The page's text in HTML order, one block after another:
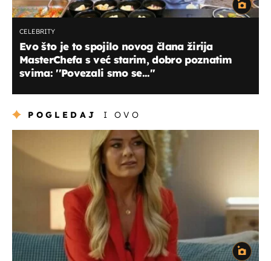
CELEBRITY
Evo što je to spojilo novog člana žirija
MasterChefa s već starim, dobro poznatim
svima: ''Povezali smo se...''
POGLEDAJ I OVO